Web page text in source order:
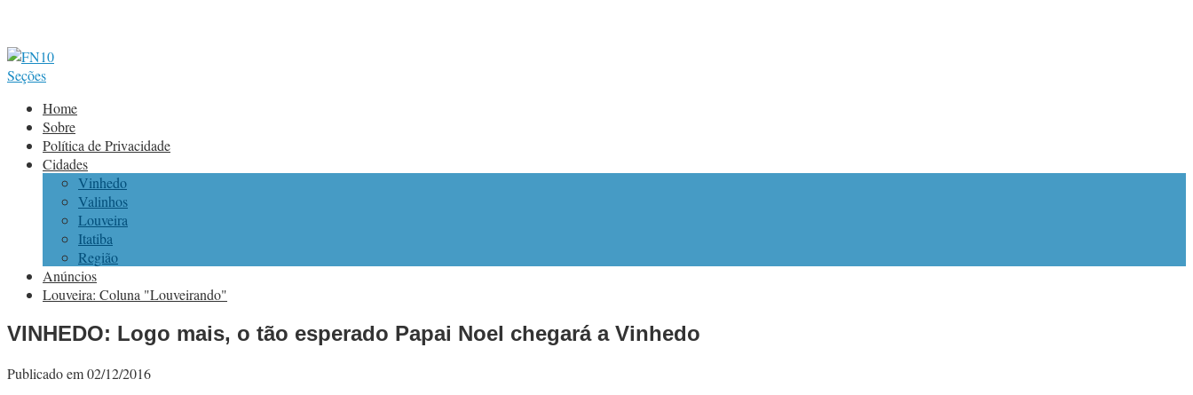
Seções
Home
Sobre
Política de Privacidade
Cidades
Vinhedo
Valinhos
Louveira
Itatiba
Região
Anúncios
Louveira: Coluna "Louveirando"
VINHEDO: Logo mais, o tão esperado Papai Noel chegará a Vinhedo
Publicado em 02/12/2016